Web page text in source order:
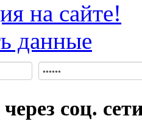
на сайте!
данные
соц.